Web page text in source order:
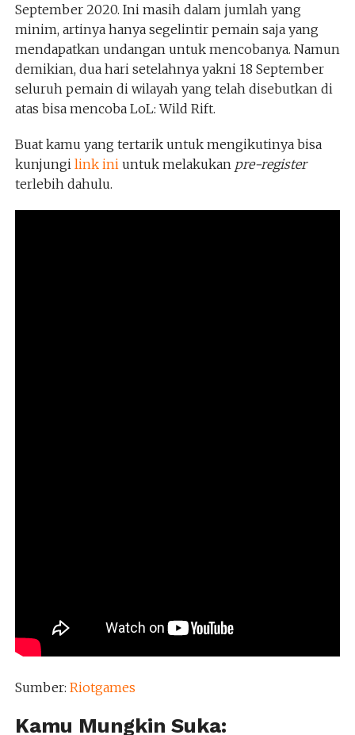
September 2020. Ini masih dalam jumlah yang
minim, artinya hanya segelintir pemain saja yang
mendapatkan undangan untuk mencobanya. Namun
demikian, dua hari setelahnya yakni 18 September
seluruh pemain di wilayah yang telah disebutkan di
atas bisa mencoba LoL: Wild Rift.
Buat kamu yang tertarik untuk mengikutinya bisa
kunjungi link ini untuk melakukan pre-register
terlebih dahulu.
Sumber: Riotgames
Kamu Mungkin Suka: